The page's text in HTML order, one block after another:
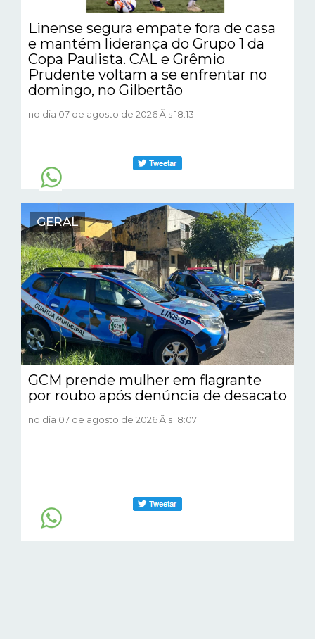
Linense segura empate fora de casa
e mantém liderança do Grupo 1 da
Copa Paulista. CAL e Grêmio
Prudente voltam a se enfrentar no
domingo, no Gilbertão
no dia 07 de agosto de 2026 Ã s 18:13
GERAL
GCM prende mulher em flagrante
por roubo após denúncia de desacato
no dia 07 de agosto de 2026 Ã s 18:07